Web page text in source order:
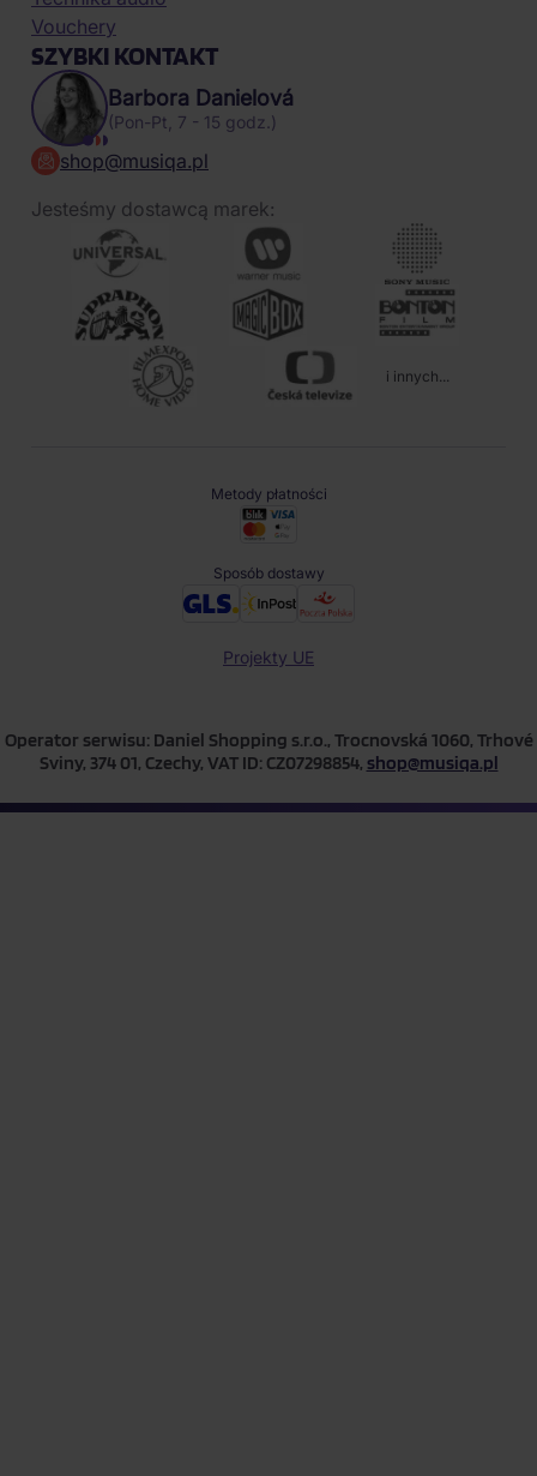
Vouchery
SZYBKI KONTAKT
Barbora Danielová
(Pon-Pt, 7 - 15 godz.)
shop@musiqa.pl
Jesteśmy dostawcą marek:
i innych...
Metody płatności
Sposób dostawy
Projekty UE
Operator serwisu: Daniel Shopping s.r.o., Trocnovská 1060, Trhové
Sviny, 374 01, Czechy, VAT ID: CZ07298854, shop@musiqa.pl